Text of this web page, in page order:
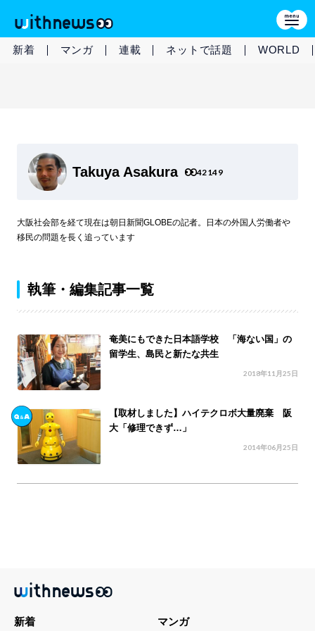
新着 マンガ 連載 ネットで話題 WORLD
Takuya Asakura 42149
大阪社会部を経て現在は朝日新聞GLOBEの記者。日本の外国人労働者や
移民の問題を長く追っています
執筆・編集記事一覧
奄美にもできた日本語学校 「海ない国」の
留学生、島民と新たな共生
2018年11月25日
【取材しました】ハイテクロボ大量廃棄 阪
大「修理できず…」
2014年06月25日
新着 マンガ